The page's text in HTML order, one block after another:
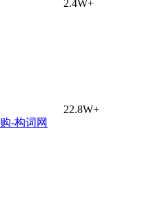
2.4W+
22.8W+